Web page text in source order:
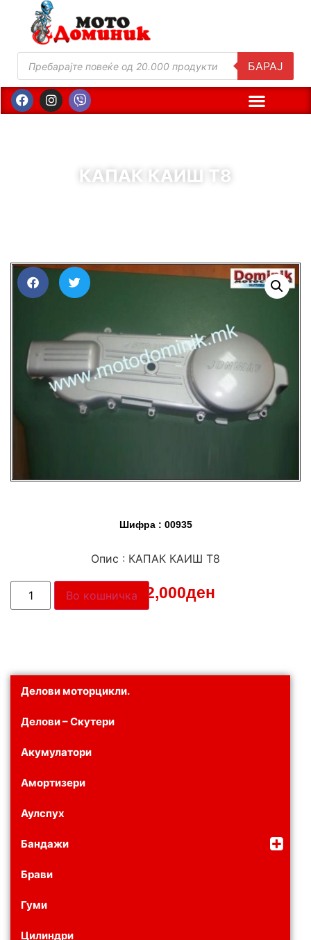
БАРАЈ
КАПАК КАИШ Т8
Делови моторцикли.
Делови – Скутери
Акумулатори
Амортизери
Аулспух
Бандажи
Брави
Гуми
Цилиндри
Шифра : 00935
Опис : КАПАК КАИШ Т8
Цена: 2,000ден
Во кошничка